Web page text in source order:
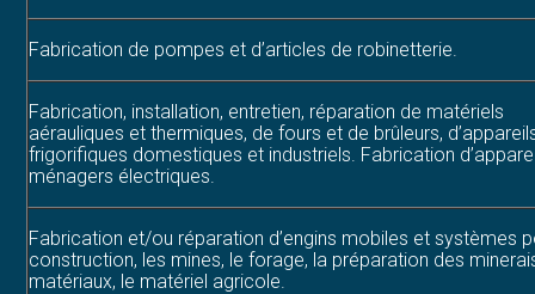
Fabrication de pompes et d’articles de robinetterie.
Fabrication, installation, entretien, réparation de matériels
aérauliques et thermiques, de fours et de brûleurs,
frigorifiques domestiques et industriels. Fabrication
ménagers électriques.
Fabrication et/ou réparation d’engins mobiles et systèmes
construction, les mines, le forage, la préparation des
matériaux, le matériel agricole.